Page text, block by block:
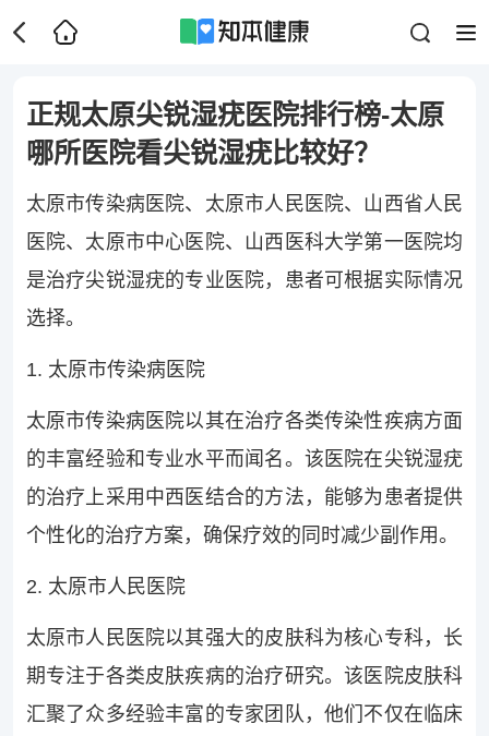
正规太原尖锐湿疣医院排行榜-太原
哪所医院看尖锐湿疣比较好？
太原市传染病医院、太原市人民医院、山西省人民
医院、太原市中心医院、山西医科大学第一医院均
是治疗尖锐湿疣的专业医院，患者可根据实际情况
选择。
1. 太原市传染病医院
太原市传染病医院以其在治疗各类传染性疾病方面
的丰富经验和专业水平而闻名。该医院在尖锐湿疣
的治疗上采用中西医结合的方法，能够为患者提供
个性化的治疗方案，确保疗效的同时减少副作用。
2. 太原市人民医院
太原市人民医院以其强大的皮肤科为核心专科，长
期专注于各类皮肤疾病的治疗研究。该医院皮肤科
汇聚了众多经验丰富的专家团队，他们不仅在临床